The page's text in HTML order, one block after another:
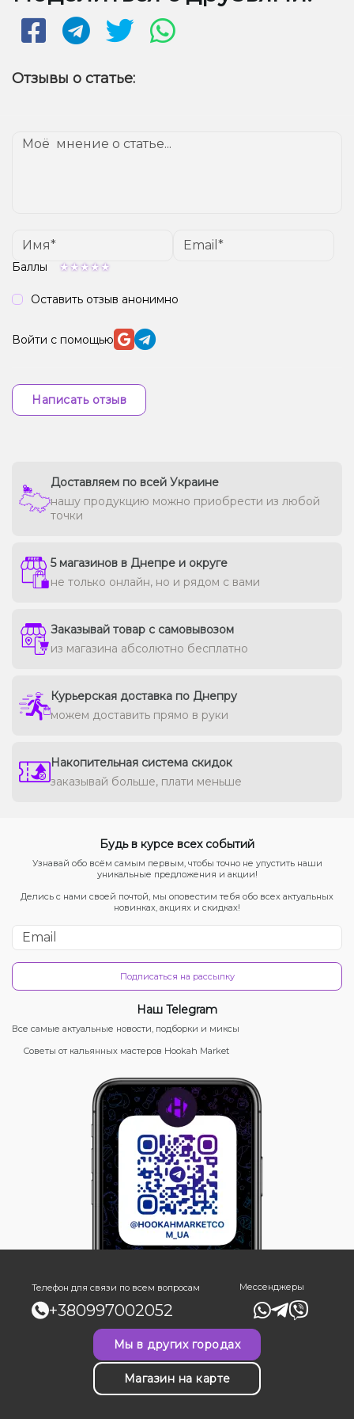
Отзывы о статье:
Баллы
Оставить отзыв анонимно
Войти с помощью
Написать отзыв
Доставляем по всей Украине
нашу продукцию можно приобрести из любой
точки
5 магазинов в Днепре и округе
не только онлайн, но и рядом с вами
Заказывай товар с самовывозом
из магазина абсолютно бесплатно
Курьерская доставка по Днепру
можем доставить прямо в руки
Накопительная система скидок
заказывай больше, плати меньше
Будь в курсе всех событий
Узнавай обо всём самым первым, чтобы точно не упустить наши
уникальные предложения и акции!
Делись с нами своей почтой, мы оповестим тебя обо всех актуальных
новинках, акциях и скидках!
Подписаться на рассылку
Наш Telegram
Все самые актуальные новости, подборки и миксы
Советы от кальянных мастеров Hookah Market
Телефон для связи по всем вопросам
+380997002052
Мессенджеры
Мы в других городах
Магазин на карте